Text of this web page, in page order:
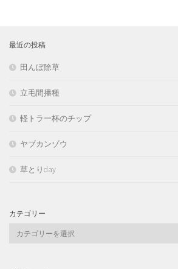
最近の投稿
田んぼ除草
立毛間播種
軽トラ一杯のチップ
ヤブカンゾウ
草とりday
カテゴリー